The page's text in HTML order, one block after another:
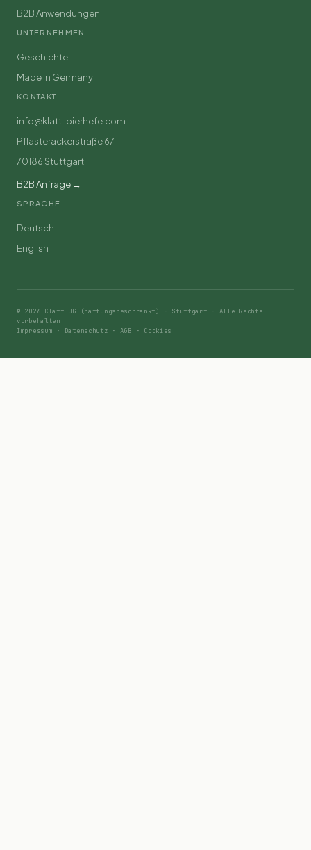
B2B Anwendungen
UNTERNEHMEN
Geschichte
Made in Germany
KONTAKT
info@klatt-bierhefe.com
Pflasteräckerstraße 67
70186 Stuttgart
B2B Anfrage →
SPRACHE
Deutsch
English
© 2026 Klatt UG (haftungsbeschränkt) · Stuttgart · Alle Rechte
vorbehalten
Impressum · Datenschutz · AGB · Cookies